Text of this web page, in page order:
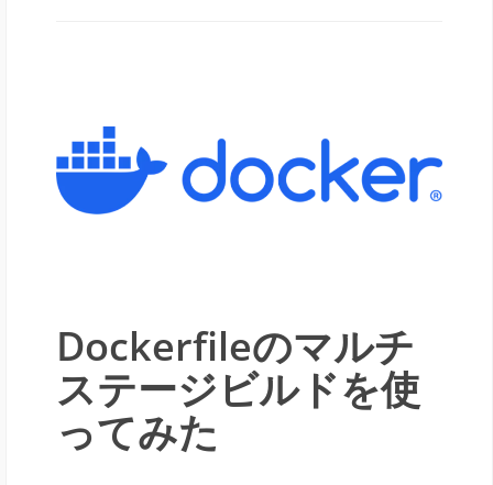
Dockerfileのマルチ
ステージビルドを使
ってみた